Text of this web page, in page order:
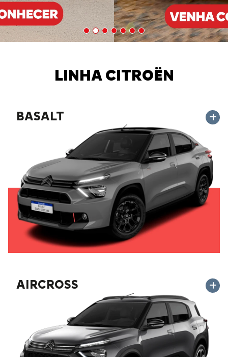
LINHA CITROËN
BASALT
AIRCROSS